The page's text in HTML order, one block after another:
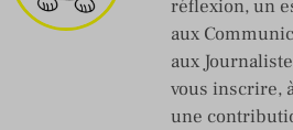
réflexion, un
aux
aux
vous inscrire,
une